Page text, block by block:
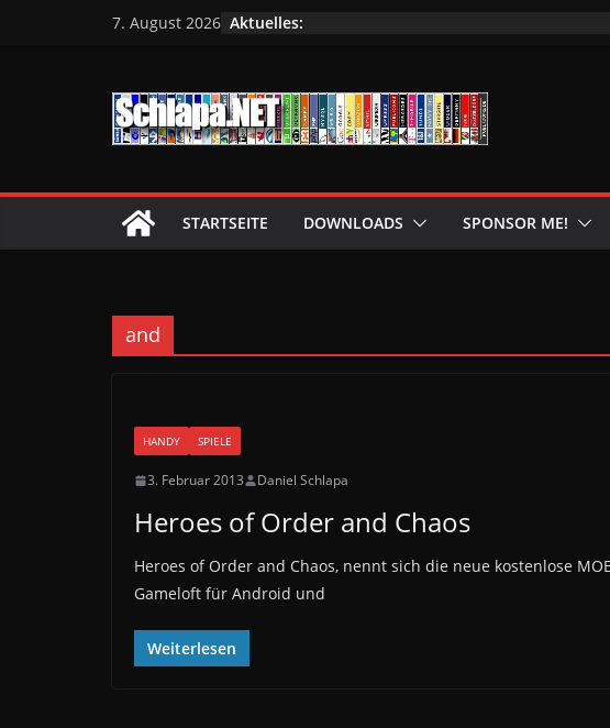
7. August 2026 Aktuelles:
STARTSEITE DOWNLOADS SPONSOR ME!
and
HANDY SPIELE
3. Februar 2013 Daniel Schlapa
Heroes of Order and Chaos
Heroes of Order and Chaos, nennt sich die neue kostenlose
Gameloft für Android und
Weiterlesen